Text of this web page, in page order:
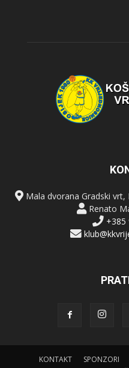
Mala dvorana Gradski
Renato
+385
KONTAKT SPONZORI